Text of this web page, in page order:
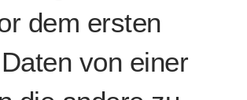
dem ersten
von einer